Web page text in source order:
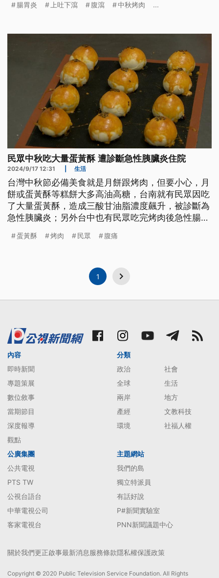
腸胃炎 上吐下瀉 腹瀉 中秋烤肉 ...
民眾中秋吃大量蛋黃酥 遭診斷急性胰臟炎住院
2024/9/17 12:31 生活
台灣中秋節必備美食就是月餅跟烤肉，但要小心，月
餅或蛋黃酥等糕餅大多高油高糖，台南就有民眾因吃
了大量蛋黃酥，造成三酸甘油脂濃度飆升，被診斷為
急性胰臟炎；另外台中也有民眾吃完烤肉後急性腸胃
以免微生物交叉傳染，導致生病掃興。
蛋黃酥 烤肉 民眾 腹痛
1
內容
即時新聞
專題策展
數位敘事
當期節目
深度報導
觀點
分類
政治
社會
全球
生活
兩岸
地方
產經
文教科技
環境
社福人權
公廣集團
公共電視
PTS TW
公視台語台
中華電視公司
客家電視台
主題網站
我們的島
獨立特派員
有話好說
P#新聞實驗室
PNN新聞議題中心
關於我們更正啟事最新消息服務條款隱私權保護政策
Copyright © 2020 Public Television Service Foundation. All Rights